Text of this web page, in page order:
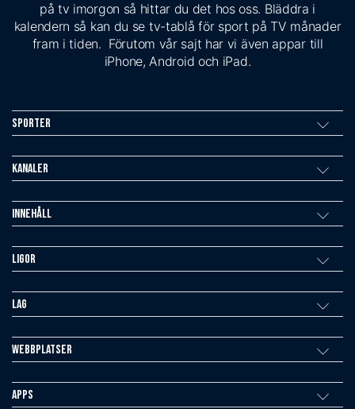
på tv imorgon så hittar du det hos oss. Bläddra i
kalendern så kan du se tv-tablå för sport på TV månader
fram i tiden. Förutom vår sajt har vi även appar till
iPhone, Android och iPad.
Sporter
Kanaler
Innehåll
Ligor
Lag
Webbplatser
Apps